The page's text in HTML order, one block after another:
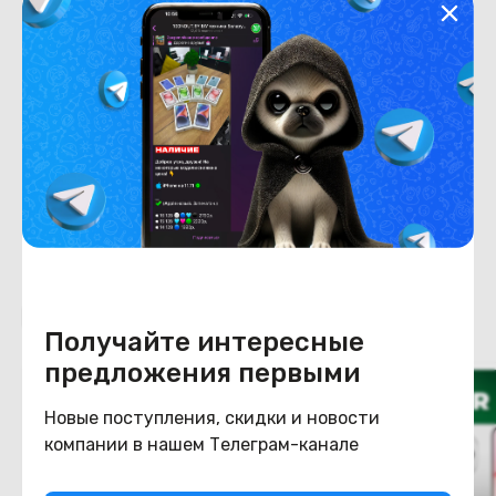
Получайте интересные
предложения первыми
Новые поступления, скидки и новости
компании в нашем Телеграм-канале
Хранение данных
Емкость накопителя 256
Конструкция
Цвет вельветовый черный